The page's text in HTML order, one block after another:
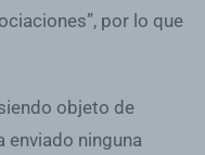
por lo que
objeto de
enviado ninguna